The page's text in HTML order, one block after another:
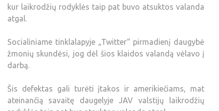
kur laikrodžių rodyklės taip pat buvo atsuktos valanda
atgal.
Socialiniame tinklalapyje „Twitter“ pirmadienį daugybė
žmonių skundėsi, jog dėl šios klaidos valandą vėlavo į
darbą.
Šis defektas gali turėti įtakos ir amerikiečiams, mat
ateinančią savaitę daugelyje JAV valstijų laikrodžių